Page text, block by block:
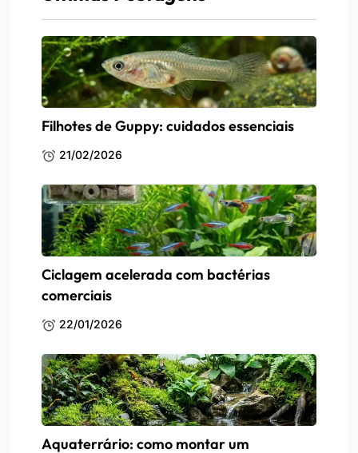
Filhotes de Guppy: cuidados essenciais
21/02/2026
Ciclagem acelerada com bactérias
comerciais
22/01/2026
Aquaterrário: como montar um